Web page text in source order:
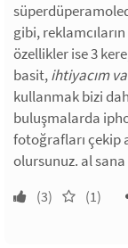
gibi,
özellikler ise 3
basit,ihtiyacım
kullanmak bizi
buluşmalarda
fotoğrafları çekip
olursunuz. al sana
(3) (1)